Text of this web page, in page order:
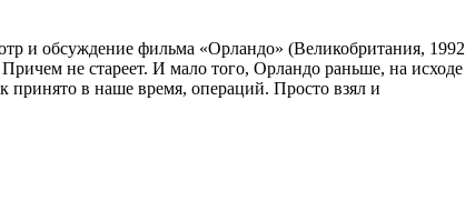
и обсуждение фильма «Орландо» (Великобритания, 1992
не стареет. И мало того, Орландо раньше, на исходе
принято в наше время, операций. Просто взял и